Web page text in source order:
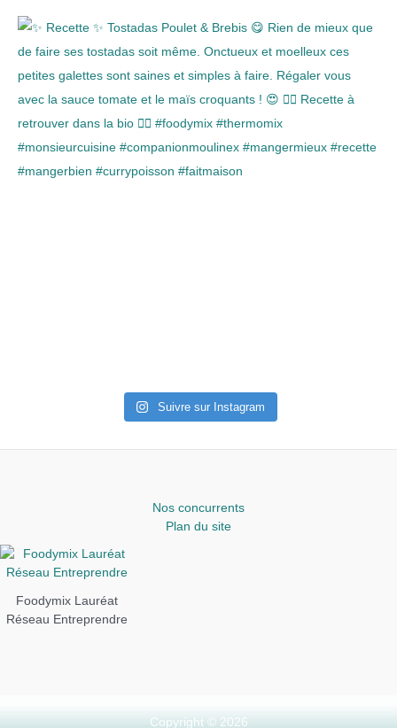
Suivre sur Instagram
Nos concurrents
Plan du site
Foodymix Lauréat
Réseau Entreprendre
Copyright © 2026